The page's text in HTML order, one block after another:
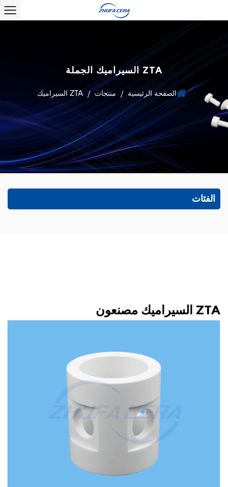
ZTA السيراميك الجملة
الصفحة الرئيسية / منتجات / ZTA السيراميك
الفئات
ZTA السيراميك مصنعون